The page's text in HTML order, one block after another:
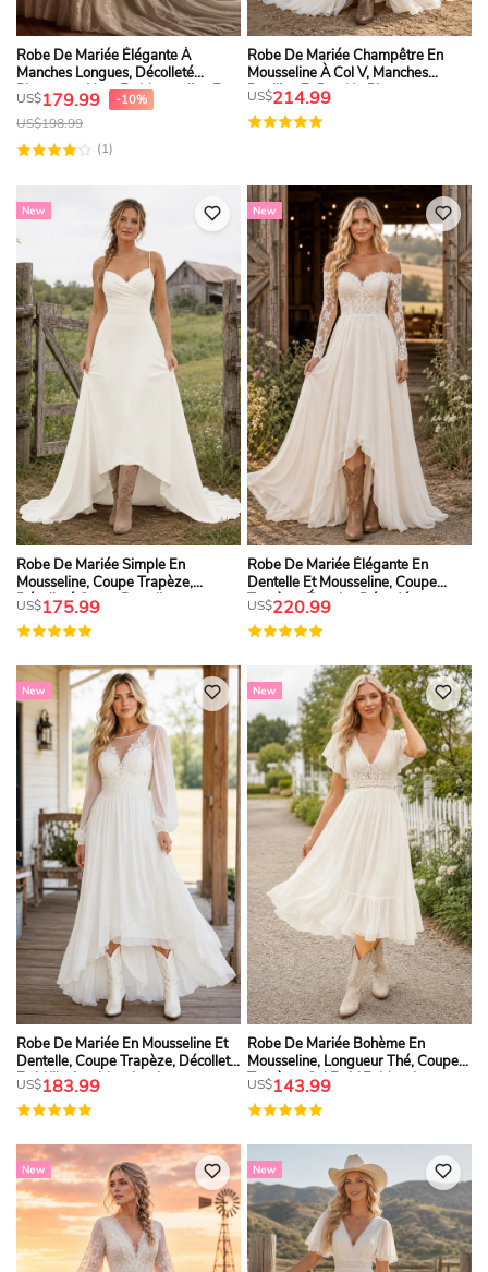
Robe De Mariée Élégante À
Manches Longues, Décolleté
Plongeant, Haut En Mousseline Et
Dentelle Orné D'appliques
US$179.99 -10%
US$198.99
(1)
Robe De Mariée Champêtre En
Mousseline À Col V, Manches
Papillon Et Dos Nu Plongeant,
Coupe Bohème Romantique,
Manches Courtes En Dentelle.
US$214.99
Robe De Mariée Simple En
Mousseline, Coupe Trapèze,
Décolleté Cœur, Bretelles
Spaghetti, Asymétrique.
US$175.99
Robe De Mariée Élégante En
Dentelle Et Mousseline, Coupe
Trapèze, Épaules Dénudées,
Manches Longues, Style Bohème
Romantique
US$220.99
Robe De Mariée En Mousseline Et
Dentelle, Coupe Trapèze, Décolleté
En V Illusion, Manches Longues
US$183.99
Robe De Mariée Bohème En
Mousseline, Longueur Thé, Coupe
Trapèze, Col En V Et Manches
Papillon
US$143.99